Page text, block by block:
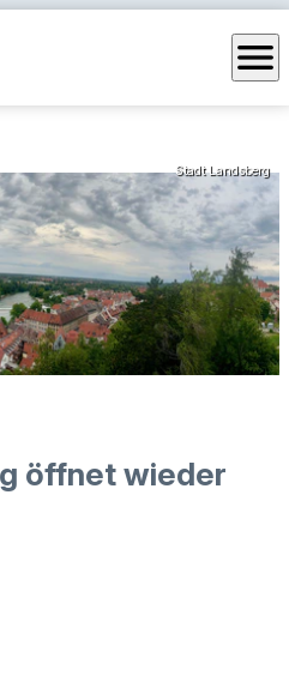
menu
Stadt Landsberg
öffnet wieder